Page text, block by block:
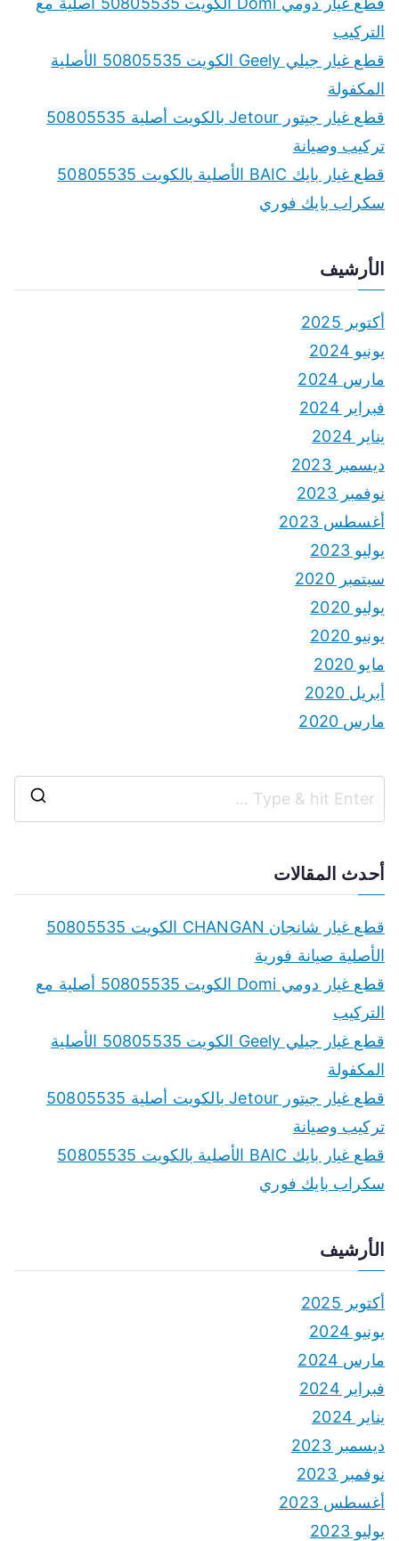
التركيب
قطع غيار جيلي Geely الكويت 50805535 الأصلية
المكفولة
قطع غيار جيتور Jetour بالكويت أصلية 50805535
تركيب وصيانة
قطع غيار بايك BAIC الأصلية بالكويت 50805535
سكراب بايك فوري
الأرشيف
أكتوبر 2025
يونيو 2024
مارس 2024
فبراير 2024
يناير 2024
ديسمبر 2023
نوفمبر 2023
أغسطس 2023
يوليو 2023
سبتمبر 2020
يوليو 2020
يونيو 2020
مايو 2020
أبريل 2020
مارس 2020
r
أحدث المقالات
قطع غيار شانجان CHANGAN الكويت 50805535
الأصلية صيانة فورية
قطع غيار دومي Domi الكويت 50805535 أصلية مع
التركيب
قطع غيار جيلي Geely الكويت 50805535 الأصلية
المكفولة
قطع غيار جيتور Jetour بالكويت أصلية 50805535
تركيب وصيانة
قطع غيار بايك BAIC الأصلية بالكويت 50805535
سكراب بايك فوري
الأرشيف
أكتوبر 2025
يونيو 2024
مارس 2024
فبراير 2024
يناير 2024
ديسمبر 2023
نوفمبر 2023
أغسطس 2023
يوليو 2023